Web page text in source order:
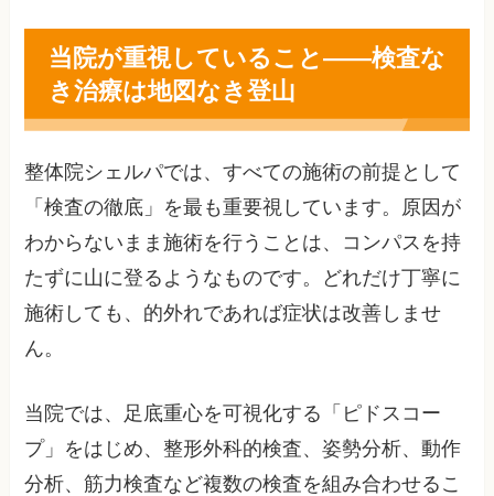
当院が重視していること――検査な
き治療は地図なき登山
整体院シェルパでは、すべての施術の前提として
「検査の徹底」を最も重要視しています。原因が
わからないまま施術を行うことは、コンパスを持
たずに山に登るようなものです。どれだけ丁寧に
施術しても、的外れであれば症状は改善しませ
ん。
当院では、足底重心を可視化する「ピドスコー
プ」をはじめ、整形外科的検査、姿勢分析、動作
分析、筋力検査など複数の検査を組み合わせるこ